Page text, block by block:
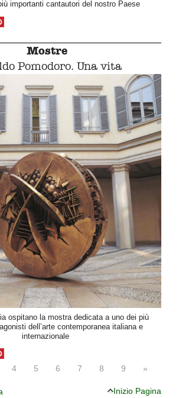
importanti cantautori del nostro Paese
Mostre
Pomodoro. Una vita
ospitano la mostra dedicata a uno dei più
dell’arte contemporanea italiana e
internazionale
4 5 6 7 8 9 »
Inizio Pagina